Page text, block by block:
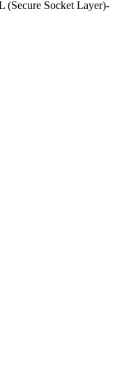
(Secure Socket Layer)-